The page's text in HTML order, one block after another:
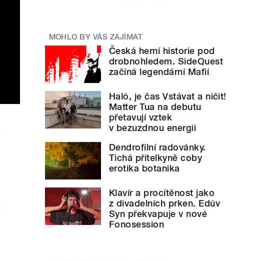
MOHLO BY VÁS ZAJÍMAT
Česká herní historie pod
drobnohledem. SideQuest
začíná legendární Mafií
Haló, je čas Vstávat a ničit!
Matter Tua na debutu
přetavují vztek
v bezuzdnou energii
Dendrofilní radovánky.
Tichá přítelkyně coby
erotika botanika
Klavír a procítěnost jako
z divadelních prken. Edúv
Syn překvapuje v nové
Fonosession